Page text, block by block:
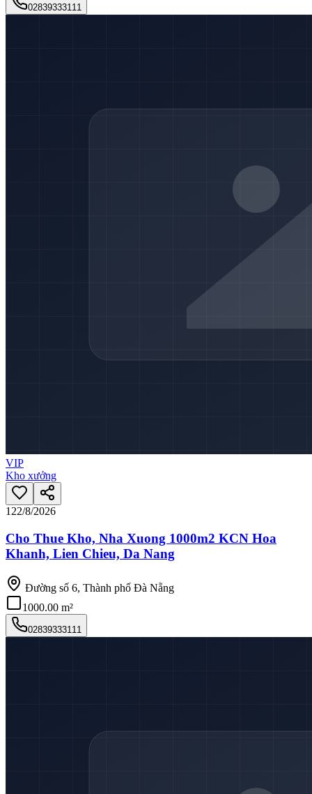
02839333111
VIP
Kho xưởng
122/8/2026
Cho Thue Kho, Nha Xuong 1000m2 KCN Hoa
Khanh, Lien Chieu, Da Nang
Đường số 6, Thành phố Đà Nẵng
1000.00 m²
02839333111